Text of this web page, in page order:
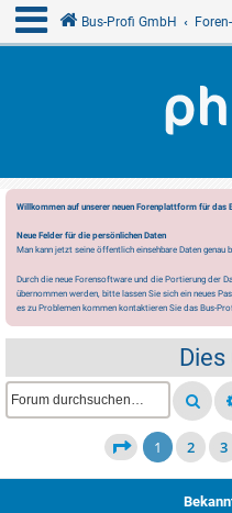
Bus-Profi GmbH
Willkommen auf unserer neuen Forenplattform für das
Neue Felder für die persönlichen Daten
Man kann jetzt seine öffentlich einsehbare Daten genau
Durch die neue Forensoftware und die Portierung der
übernommen werden, bitte lassen Sie sich ein neues
es zu Problemen kommen kontaktieren Sie das Bus-
Dies
1 2 3